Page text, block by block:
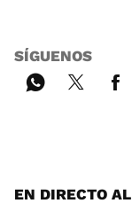
SÍGUENOS
EN DIRECTO